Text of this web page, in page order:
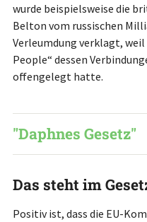
wurde beispielsweise die
Belton vom russischen
Verleumdung verklagt, weil
People“ dessen
offengelegt hatte.
"Daphnes Gesetz"
Das steht im
Positiv ist, dass die EU-